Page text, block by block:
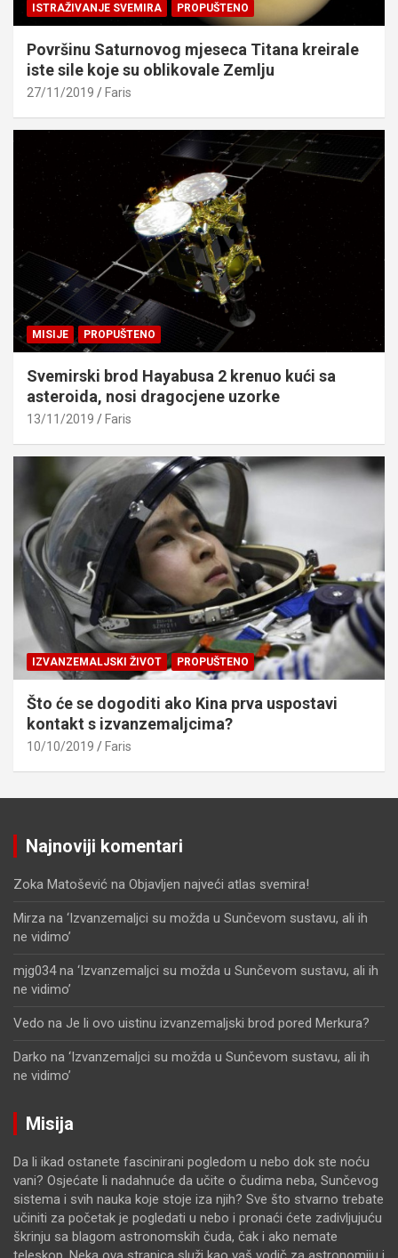
ISTRAŽIVANJE SVEMIRA PROPUŠTENO
Površinu Saturnovog mjeseca Titana kreirale
iste sile koje su oblikovale Zemlju
27/11/2019 Faris
MISIJE PROPUŠTENO
Svemirski brod Hayabusa 2 krenuo kući sa
asteroida, nosi dragocjene uzorke
13/11/2019 Faris
IZVANZEMALJSKI ŽIVOT PROPUŠTENO
Što će se dogoditi ako Kina prva uspostavi
kontakt s izvanzemaljcima?
10/10/2019 Faris
Najnoviji komentari
Zoka Matošević na Objavljen najveći atlas svemira!
Mirza na ‘Izvanzemaljci su možda u Sunčevom sustavu, ali ih
ne vidimo’
mjg034na ‘Izvanzemaljci su možda u Sunčevom sustavu, ali ih
ne vidimo’
Vedo na Je li ovo uistinu izvanzemaljski brod pored Merkura?
Darko na ‘Izvanzemaljci su možda u Sunčevom sustavu, ali ih
ne vidimo’
Misija
Da li ikad ostanete fascinirani pogledom u nebo dok ste noću
vani? Osjećate li nadahnuće da učite o čudima neba, Sunčevog
sistema i svih nauka koje stoje iza njih? Sve što stvarno trebate
učiniti za početak je pogledati u nebo i pronaći ćete zadivljujuću
škrinju sa blagom astronomskih čuda, čak i ako nemate